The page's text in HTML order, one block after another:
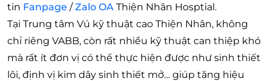
tin Fanpage /Zalo OA Thiện Nhân Hosptial.
Tại Trung tâm Vú kỹ thuật cao Thiện Nhân, không
chỉ riêng VABB, còn rất nhiều kỹ thuật can thiệp khó
mà rất ít đơn vị có thể thực hiện được như sinh thiết
lõi, định vị kim dây sinh thiết mở… giúp tăng hiệu